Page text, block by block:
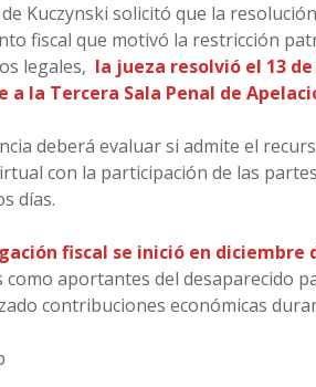
Kuczynski solicitó que la
fiscal que motivó la restricción
legales, la jueza resolvió el 13
a la Tercera Sala Penal de
deberá evaluar si admite el
con la participación de las
días.
fiscal se inició en diciembre
como aportantes del desaparecido
contribuciones económicas